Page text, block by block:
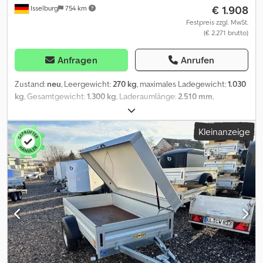
poliger Stecker, Bodenplatte 15 mm stark, Bordwände aus
eloxiertem Aluminium, Klappe(n) mit versenkten Verschlüssen,
Verzurringe 4 Stück in den Seitenbordwänden integriert,
Sx Rox Abpea
Isselburg 754 km € 1.908
Festpreis zzgl. MwSt.
(€ 2.271 brutto)
Anfragen Anrufen
Zustand: neu, Leergewicht:270 kg, maximales Ladegewicht:1.030
kg, Gesamtgewicht:1.300 kg, Laderaumlänge:2.510 mm,
, Laderaumhöhe:
Laderaumvolumen:1,3 m³, Farbe:Silber, Bauhöhe:970 mm,
Arbeitsbreite:1.850 mm, Hydraulik, Rückfahrautomatik,
Feuerverzinkung, Ungebremst, klappbare Wand vorne, Offroad
Bereifung, Reling, Alubordwände, * SOFORT VERFÜGBAR * inkl.
klappbare Wand vorne, Offroad Bereifung, Reling, Alubordwände
TECHNISCHE DATEN - Marke: Humbaur - Modell: HA 132513 KV
Offroad - Fahrzeugtyp: Kastenanhänger - Fahrzeugzustand:
Neufahrzeug - Erstzulassung: ohne Erstzulassung - TÜV/HU: 2
Jahre ab Erstzulassung - Innenmaße (L x B x H): 251 x 131 x 40 cm -
Außenmaße (L x B x H): 379 x 185 x 97 cm - Ladehöhe des Boden:
55 cm - Zul. Gesamtgewicht: 1.300 kg - Leergewicht: 270 kg -
Nutzlast: 1.030 kg - Fahrgestell: Tieflader (Räder neben dem
Kleinanzeige